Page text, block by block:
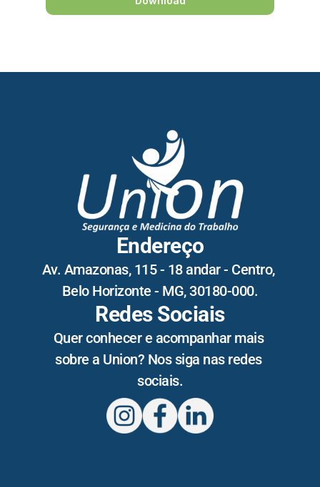
Endereço
Av. Amazonas, 115 - 18 andar - Centro,
Belo Horizonte - MG, 30180-000.
Redes Sociais
Quer conhecer e acompanhar mais
sobre a Union? Nos siga nas redes
sociais.